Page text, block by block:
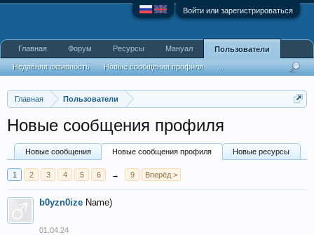
Войти или зарегистрироваться
Главная Пользователи
Новые сообщения профиля
Новые сообщения Новые сообщения профиля Новые ресурсы
1 2 3 4 5 6 → 9 Вперёд >
b0yzn0ize Name)
01.04.24
Главная Форум Ресурсы Мануал Пользователи
Недавняя активность Новые сообщения профиля